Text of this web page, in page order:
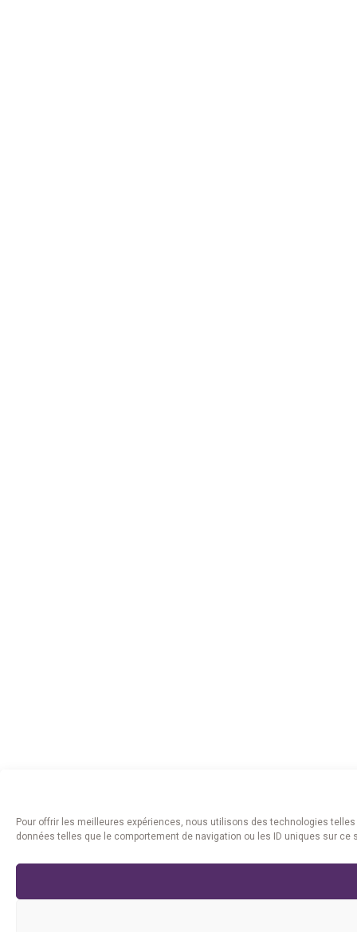
Pour offrir les meilleures expériences, nous utilisons des technologies
données telles que le comportement de navigation ou les ID uniques sur